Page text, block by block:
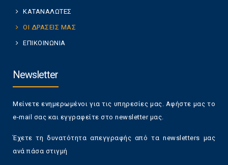
ΚΑΤΑΝΑΛΩΤΕΣ
ΟΙ ΔΡΑΣΕΙΣ ΜΑΣ
ΕΠΙΚΟΙΝΩΝΙΑ
Newsletter
Μείνετε ενημερωμένοι για τις υπηρεσίες μας. Αφήστε μας το
e-mail σας και εγγραφείτε στο newsletter μας.
Έχετε τη δυνατότητα απεγγραφής από τα newsletters μας
ανά πάσα στιγμή